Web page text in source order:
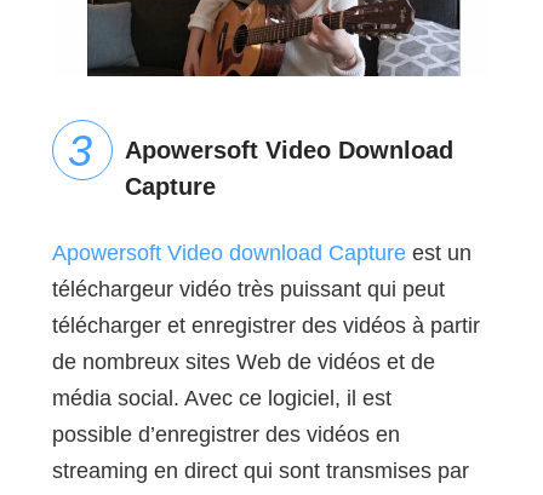
Apowersoft Video Download
Capture
Apowersoft Video download Captureest un
téléchargeur vidéo très puissant qui peut
télécharger et enregistrer des vidéos à partir
de nombreux sites Web de vidéos et de
média social. Avec ce logiciel, il est
possible d’enregistrer des vidéos en
streaming en direct qui sont transmises par